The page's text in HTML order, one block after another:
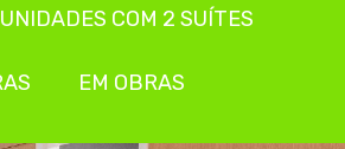
UNIDADES COM 2 SUÍTES
EM OBRAS